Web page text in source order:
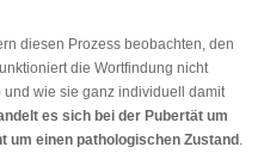
diesen Prozess beobachten, den
die Wortfindung nicht
und wie sie ganz individuell damit
es sich bei der Pubertät um
um einen pathologischen Zustand